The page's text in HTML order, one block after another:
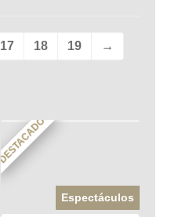
17 18 19 →
DESTACADO
Espectáculos